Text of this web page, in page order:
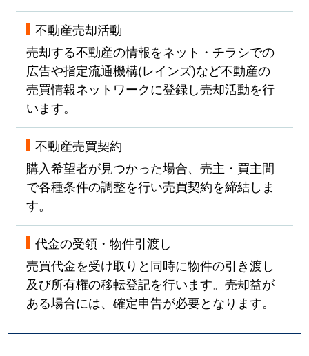
不動産売却活動
売却する不動産の情報をネット・チラシでの
広告や指定流通機構(レインズ)など不動産の
売買情報ネットワークに登録し売却活動を行
います。
不動産売買契約
購入希望者が見つかった場合、売主・買主間
で各種条件の調整を行い売買契約を締結しま
す。
代金の受領・物件引渡し
売買代金を受け取りと同時に物件の引き渡し
及び所有権の移転登記を行います。売却益が
ある場合には、確定申告が必要となります。